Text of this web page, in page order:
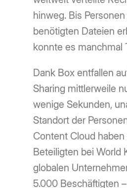
hinweg. Bis Personen
benötigten Dateien
konnte es manchmal
Dank Box entfallen
Sharing mittlerweile
wenige Sekunden,
Standort der
Content Cloud haben
Beteiligten bei World
globalen
5.000 Beschäftigten